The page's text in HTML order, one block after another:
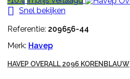

Snel bekijken
Referentie: 209656-44
Merk: Havep
HAVEP OVERALL 2096 KORENBLAUW